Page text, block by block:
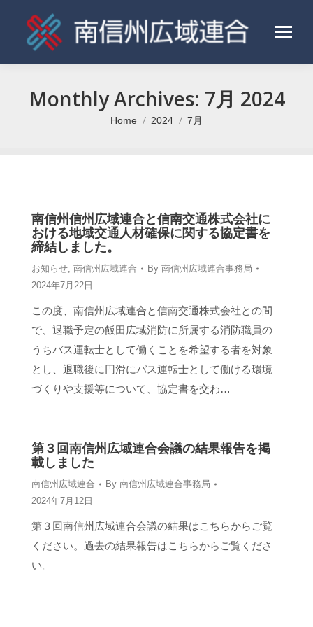
Monthly Archives: 7月 2024
You are here:
Home 2024 7月
南信州信州広域連合と信南交通株式会社に
おける地域交通人材確保に関する協定書を
締結しました。
お知らせ 南信州広域連合 By 南信州広域連合事務局
2024年7月22日
この度、南信州広域連合と信南交通株式会社との間
で、退職予定の飯田広域消防に所属する消防職員の
うちバス運転士として働くことを希望する者を対象
とし、退職後に円滑にバス運転士として働ける環境
づくりや支援等について、協定書を交わ…
第３回南信州広域連合会議の結果報告を掲
載しました
南信州広域連合 By 南信州広域連合事務局
2024年7月12日
第３回南信州広域連合会議の結果はこちらからご覧
ください。過去の結果報告はこちらからご覧くださ
い。